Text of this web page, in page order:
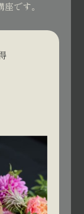
です。